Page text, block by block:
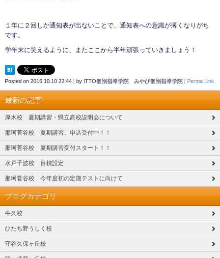
１年に２回しか通知表が出ないことで、通知表への意識が薄くなりがち
です。
学年末に笑えるように、またここから半年頑張っていきましょう！
Posted on 2016.10.10 22:44 | by ITTO個別指導学院 みやび個別指導学院 | Perma Link
最新の記事
厚木校 夏期講習・県立高校説明会について
那珂菅谷校 夏期講習、申込受付中！！
那珂菅谷校 夏期講習受付スタート！！
水戸千波校 目標設定
那珂菅谷校 今年度初の定期テストに向けて
ブログカテゴリ
牛久校
ひたち野うしく校
守谷久保ヶ丘校